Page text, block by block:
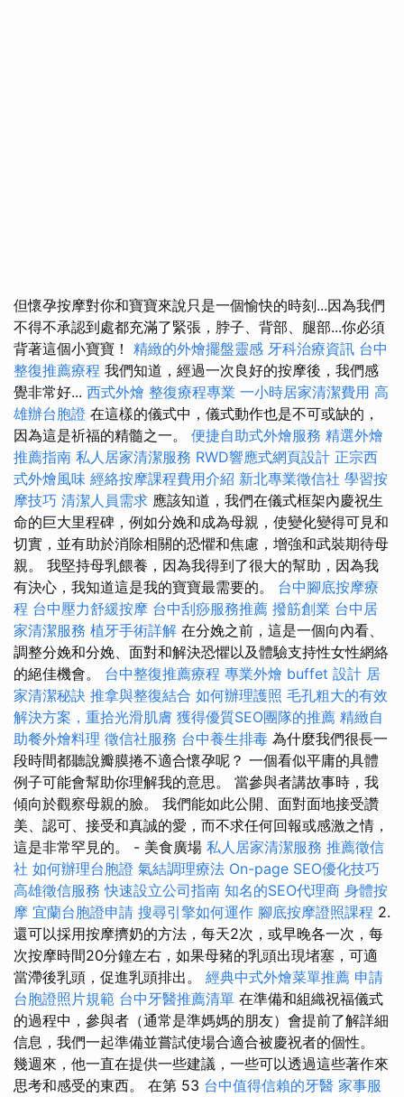
但懷孕按摩對你和寶寶來說只是一個愉快的時刻...因為我們
不得不承認到處都充滿了緊張，脖子、背部、腿部...你必須
背著這個小寶寶！ 精緻的外燴擺盤靈感 牙科治療資訊 台中
整復推薦療程 我們知道，經過一次良好的按摩後，我們感
覺非常好... 西式外燴 整復療程專業 一小時居家清潔費用 高
雄辦台胞證 在這樣的儀式中，儀式動作也是不可或缺的，
因為這是祈福的精髓之一。 便捷自助式外燴服務 精選外燴
推薦指南 私人居家清潔服務 RWD響應式網頁設計 正宗西
式外燴風味 經絡按摩課程費用介紹 新北專業徵信社 學習按
摩技巧 清潔人員需求 應該知道，我們在儀式框架內慶祝生
命的巨大里程碑，例如分娩和成為母親，使變化變得可見和
切實，並有助於消除相關的恐懼和焦慮，增強和武裝期待母
親。 我堅持母乳餵養，因為我得到了很大的幫助，因為我
有決心，我知道這是我的寶寶最需要的。 台中腳底按摩療
程 台中壓力舒緩按摩 台中刮痧服務推薦 撥筋創業 台中居
家清潔服務 植牙手術詳解 在分娩之前，這是一個向內看、
調整分娩和分娩、面對和解決恐懼以及體驗支持性女性網絡
的絕佳機會。 台中整復推薦療程 專業外燴 buffet 設計 居
家清潔秘訣 推拿與整復結合 如何辦理護照 毛孔粗大的有效
解決方案，重拾光滑肌膚 獲得優質SEO團隊的推薦 精緻自
助餐外燴料理 徵信社服務 台中養生排毒 為什麼我們很長一
段時間都聽說瓣膜捲不適合懷孕呢？ 一個看似平庸的具體
例子可能會幫助你理解我的意思。 當參與者講故事時，我
傾向於觀察母親的臉。 我們能如此公開、面對面地接受讚
美、認可、接受和真誠的愛，而不求任何回報或感激之情，
這是非常罕見的。 - 美食廣場 私人居家清潔服務 推薦徵信
社 如何辦理台胞證 氣結調理療法 On-page SEO優化技巧
高雄徵信服務 快速設立公司指南 知名的SEO代理商 身體按
摩 宜蘭台胞證申請 搜尋引擎如何運作 腳底按摩證照課程 2.
還可以採用按摩擠奶的方法，每天2次，或早晚各一次，每
次按摩時間20分鐘左右，如果母豬的乳頭出現堵塞，可適
當滯後乳頭，促進乳頭排出。 經典中式外燴菜單推薦 申請
台胞證照片規範 台中牙醫推薦清單 在準備和組織祝福儀式
的過程中，參與者（通常是準媽媽的朋友）會提前了解詳細
信息，我們一起準備並嘗試使場合適合被慶祝者的個性。
幾週來，他一直在提供一些建議，一些可以透過這些著作來
思考和感受的東西。 在第 53 台中值得信賴的牙醫 家事服